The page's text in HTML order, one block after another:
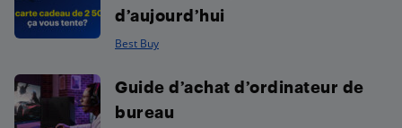
d’aujourd’hui
Best Buy
Guide d’achat d’ordinateur de
bureau